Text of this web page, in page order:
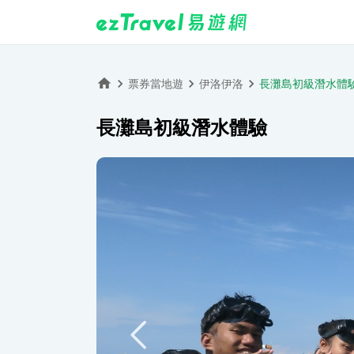
票券當地遊 伊洛伊洛 長灘島初級潛水體
長灘島初級潛水體驗